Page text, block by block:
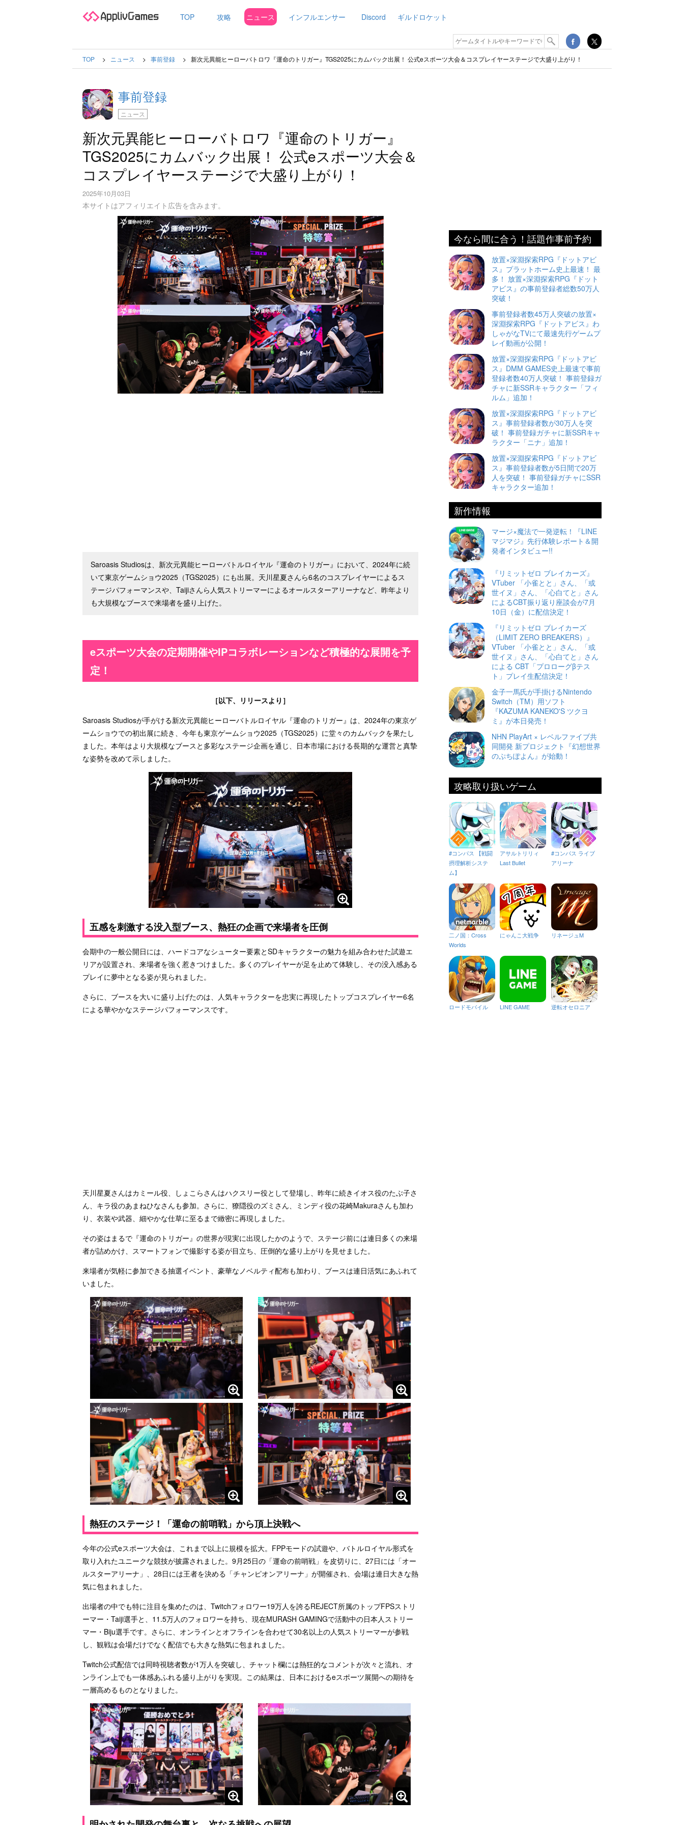
TOP 攻略 ニュース インフルエンサー Discord ギルドロケット
TOP ニュース 事前登録 新次元異能ヒーローバトロワ『運命のトリガー』TGS2025にカムバック出展！ 公式eスポーツ大会＆コスプレイヤーステージで大盛り上がり！
事前登録
ニュース
新次元異能ヒーローバトロワ『運命のトリガー』
TGS2025にカムバック出展！ 公式eスポーツ大会＆
コスプレイヤーステージで大盛り上がり！
2025年10月03日
本サイトはアフィリエイト広告を含みます。
Saroasis Studiosは、新次元異能ヒーローバトルロイヤル『運命のトリガー』において、2024年に続
いて東京ゲームショウ2025（TGS2025）にも出展。天川星夏さんら6名のコスプレイヤーによるス
テージパフォーマンスや、Taijiさんら人気ストリーマーによるオールスターアリーナなど、昨年より
も大規模なブースで来場者を盛り上げた。
eスポーツ大会の定期開催やIPコラボレーションなど積極的な展開を予
定！
［以下、リリースより］
Saroasis Studiosが手がける新次元異能ヒーローバトルロイヤル『運命のトリガー』は、2024年の東京ゲ
ームショウでの初出展に続き、今年も東京ゲームショウ2025（TGS2025）に堂々のカムバックを果たし
ました。本年はより大規模なブースと多彩なステージ企画を通じ、日本市場における長期的な運営と真摯
な姿勢を改めて示しました。
五感を刺激する没入型ブース、熱狂の企画で来場者を圧倒
会期中の一般公開日には、ハードコアなシューター要素とSDキャラクターの魅力を組み合わせた試遊エ
リアが設置され、来場者を強く惹きつけました。多くのプレイヤーが足を止めて体験し、その没入感ある
プレイに夢中となる姿が見られました。
さらに、ブースを大いに盛り上げたのは、人気キャラクターを忠実に再現したトップコスプレイヤー6名
による華やかなステージパフォーマンスです。
天川星夏さんはカミール役、しょこらさんはハクスリー役として登場し、昨年に続きイオス役のたぶ子さ
ん、キラ役のあまねひなさんも参加。さらに、獠隠役のズミさん、ミンディ役の花崎Makuraさんも加わ
り、衣装や武器、細やかな仕草に至るまで緻密に再現しました。
その姿はまるで『運命のトリガー』の世界が現実に出現したかのようで、ステージ前には連日多くの来場
者が詰めかけ、スマートフォンで撮影する姿が目立ち、圧倒的な盛り上がりを見せました。
来場者が気軽に参加できる抽選イベント、豪華なノベルティ配布も加わり、ブースは連日活気にあふれて
いました。
熱狂のステージ！「運命の前哨戦」から頂上決戦へ
今年の公式eスポーツ大会は、これまで以上に規模を拡大。FPPモードの試遊や、バトルロイヤル形式を
取り入れたユニークな競技が披露されました。9月25日の「運命の前哨戦」を皮切りに、27日には「オー
ルスターアリーナ」、28日には王者を決める「チャンピオンアリーナ」が開催され、会場は連日大きな熱
気に包まれました。
出場者の中でも特に注目を集めたのは、Twitchフォロワー19万人を誇るREJECT所属のトップFPSストリ
ーマー・Taiji選手と、11.5万人のフォロワーを持ち、現在MURASH GAMINGで活動中の日本人ストリー
マー・Biju選手です。さらに、オンラインとオフラインを合わせて30名以上の人気ストリーマーが参戦
し、観戦は会場だけでなく配信でも大きな熱気に包まれました。
Twitch公式配信では同時視聴者数が1万人を突破し、チャット欄には熱狂的なコメントが次々と流れ、オ
ンライン上でも一体感あふれる盛り上がりを実現。この結果は、日本におけるeスポーツ展開への期待を
一層高めるものとなりました。
今なら間に合う！話題作事前予約
放置×深淵探索RPG『ドットアビ
ス』プラットホーム史上最速！ 最
多！ 放置×深淵探索RPG『ドット
アビス』の事前登録者総数50万人
突破！
事前登録者数45万人突破の放置×
深淵探索RPG『ドットアビス』わ
しゃがなTVにて最速先行ゲームプ
レイ動画が公開！
放置×深淵探索RPG『ドットアビ
ス』DMM GAMES史上最速で事前
登録者数40万人突破！ 事前登録ガ
チャに新SSRキャラクター「フィ
ルム」追加！
放置×深淵探索RPG『ドットアビ
ス』事前登録者数が30万人を突
破！ 事前登録ガチャに新SSRキャ
ラクター「ニナ」追加！
放置×深淵探索RPG『ドットアビ
ス』事前登録者数が5日間で20万
人を突破！ 事前登録ガチャにSSR
キャラクター追加！
新作情報
マージ×魔法で一発逆転！『LINE
マジマジ』先行体験レポート＆開
発者インタビュー!!
『リミットゼロ ブレイカーズ』
VTuber 「小雀とと」さん、「或
世イヌ」さん、「心白てと」さん
によるCBT振り返り座談会が7月
10日（金）に配信決定！
『リミットゼロ ブレイカーズ
（LIMIT ZERO BREAKERS）』
VTuber 「小雀とと」さん、「或
世イヌ」さん、「心白てと」さん
による CBT「プロローグβテス
ト」プレイ生配信決定！
金子一馬氏が手掛けるNintendo
Switch（TM）用ソフト
『KAZUMA KANEKO'S ツクヨ
ミ』が本日発売！
NHN PlayArt × レベルファイブ共
同開発 新プロジェクト『幻想世界
のぷちぽよん』が始動！
攻略取り扱いゲーム
#コンパス 【戦闘
摂理解析システ
ム】
アサルトリリィ
Last Bullet
#コンパス ライブ
アリーナ
二ノ国：Cross
Worlds
にゃんこ大戦争 リネージュM
ロードモバイル LINE GAME 逆転オセロニア